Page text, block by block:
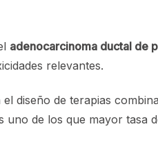
adenocarcinoma ductal de
relevantes.
diseño de terapias
de los que mayor tasa